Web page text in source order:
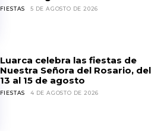
FIESTAS 5 DE AGOSTO DE 2026
Luarca celebra las fiestas de
Nuestra Señora del Rosario, del
13 al 15 de agosto
FIESTAS 4 DE AGOSTO DE 2026